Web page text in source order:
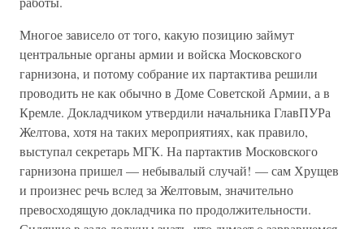
Многое зависело от того, какую позицию займут
центральные органы армии и войска Московского
гарнизона, и потому собрание их партактива решили
проводить не как обычно в Доме Советской Армии, а в
Кремле. Докладчиком утвердили начальника ГлавПУРа
Желтова, хотя на таких мероприятиях, как правило,
выступал секретарь МГК. На партактив Московского
гарнизона пришел — небывалый случай! — сам Хрущев
и произнес речь вслед за Желтовым, значительно
превосходящую докладчика по продолжительности.